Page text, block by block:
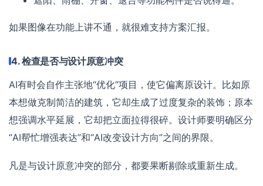
如果图像在功能上讲不通，就很难支持方案汇报。
4. 检查是否与设计原意冲突
AI有时会自作主张地“优化”项目，使它偏离原设计。比如原
本想做克制简洁的建筑，它却生成了过度复杂的装饰；原本
想强调水平延展，它却把立面拉得很碎。设计师要明确区分
“AI帮忙增强表达”和“AI改变设计方向”之间的界限。
凡是与设计原意冲突的部分，都要果断剔除或重新生成。